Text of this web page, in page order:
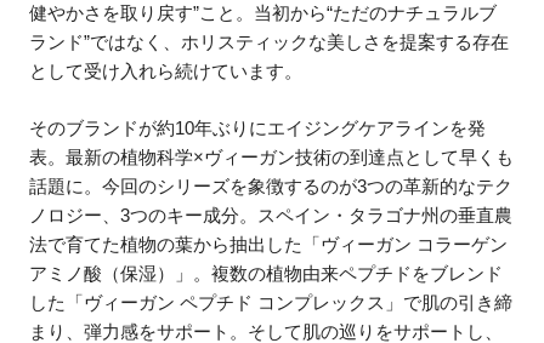
健やかさを取り戻す”こと。当初から“ただのナチュラルブ
ランド”ではなく、ホリスティックな美しさを提案する存在
として受け入れら続けています。
そのブランドが約10年ぶりにエイジングケアラインを発
表。最新の植物科学×ヴィーガン技術の到達点として早くも
話題に。今回のシリーズを象徴するのが3つの革新的なテク
ノロジー、3つのキー成分。スペイン・タラゴナ州の垂直農
法で育てた植物の葉から抽出した「ヴィーガン コラーゲン
アミノ酸（保湿）」。複数の植物由来ペプチドをブレンド
した「ヴィーガン ペプチド コンプレックス」で肌の引き締
まり、弾力感をサポート。そして肌の巡りをサポートし、